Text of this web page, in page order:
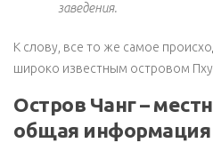
заведения.
К слову, все то же самое
широко известным островом
Остров Чанг –
общая информация